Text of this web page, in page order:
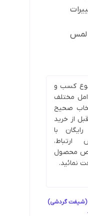
لمس
کسب و
مختلف
صحیح
از خرید
با
محصول
نمائید.
(شیفت گردشی)